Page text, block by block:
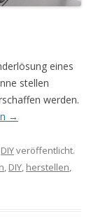
eines
stellen
werden.
→
DIYveröffentlicht.
, DIY, herstellen,